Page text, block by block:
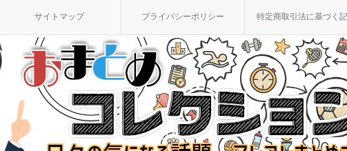
サイトマップ プライバシーポリシー 特定商取引法に基づく